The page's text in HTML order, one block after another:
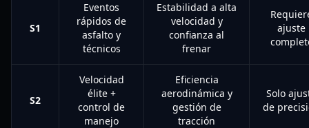
S1
Eventos
rápidos de
asfalto y
técnicos
Estabilidad a alta
velocidad y
confianza al
frenar
ajuste
S2
Velocidad
élite +
control de
manejo
Eficiencia
aerodinámica y
gestión de
tracción
Solo
de